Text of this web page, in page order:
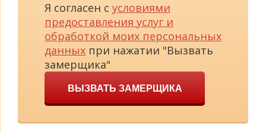
Я согласен с условиями
предоставления услуг и
обработкой моих персональных
данных при нажатии "Вызвать
замерщика"
ВЫЗВАТЬ ЗАМЕРЩИКА